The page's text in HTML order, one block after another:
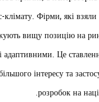
клімату. Фірми, які
вищу позицію на
Це
інтересу та
розробок на